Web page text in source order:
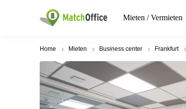
Mieten / Vermieten
Home Mieten Business center Frankfurt